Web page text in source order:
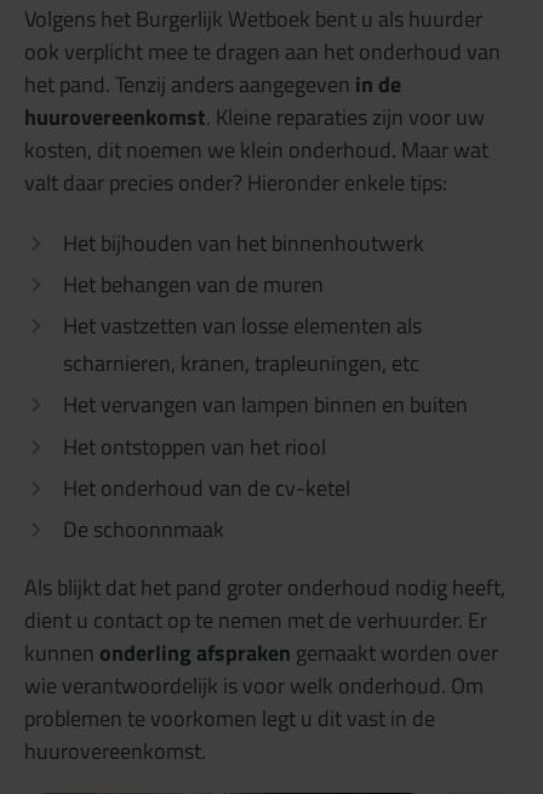
Volgens het Burgerlijk Wetboek bent u als huurder
ook verplicht mee te dragen aan het onderhoud van
het pand. Tenzij anders aangegeven in de
huurovereenkomst. Kleine reparaties zijn voor uw
kosten, dit noemen we klein onderhoud. Maar wat
valt daar precies onder? Hieronder enkele tips:
Het bijhouden van het binnenhoutwerk
Het behangen van de muren
Het vastzetten van losse elementen als
scharnieren, kranen, trapleuningen, etc
Het vervangen van lampen binnen en buiten
Het ontstoppen van het riool
Het onderhoud van de cv-ketel
De schoonnmaak
Als blijkt dat het pand groter onderhoud nodig heeft,
dient u contact op te nemen met de verhuurder. Er
kunnen onderling afspraken gemaakt worden over
wie verantwoordelijk is voor welk onderhoud. Om
problemen te voorkomen legt u dit vast in de
huurovereenkomst.